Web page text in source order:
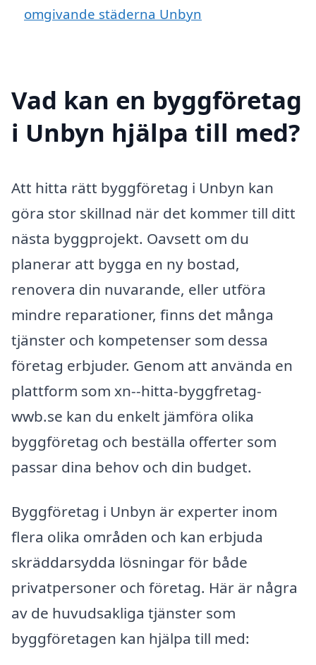
omgivande städerna Unbyn
Vad kan en byggföretag
i Unbyn hjälpa till med?
Att hitta rätt byggföretag i Unbyn kan
göra stor skillnad när det kommer till ditt
nästa byggprojekt. Oavsett om du
planerar att bygga en ny bostad,
renovera din nuvarande, eller utföra
mindre reparationer, finns det många
tjänster och kompetenser som dessa
företag erbjuder. Genom att använda en
plattform som xn--hitta-byggfretag-
wwb.se kan du enkelt jämföra olika
byggföretag och beställa offerter som
passar dina behov och din budget.
Byggföretag i Unbyn är experter inom
flera olika områden och kan erbjuda
skräddarsydda lösningar för både
privatpersoner och företag. Här är några
av de huvudsakliga tjänster som
byggföretagen kan hjälpa till med: